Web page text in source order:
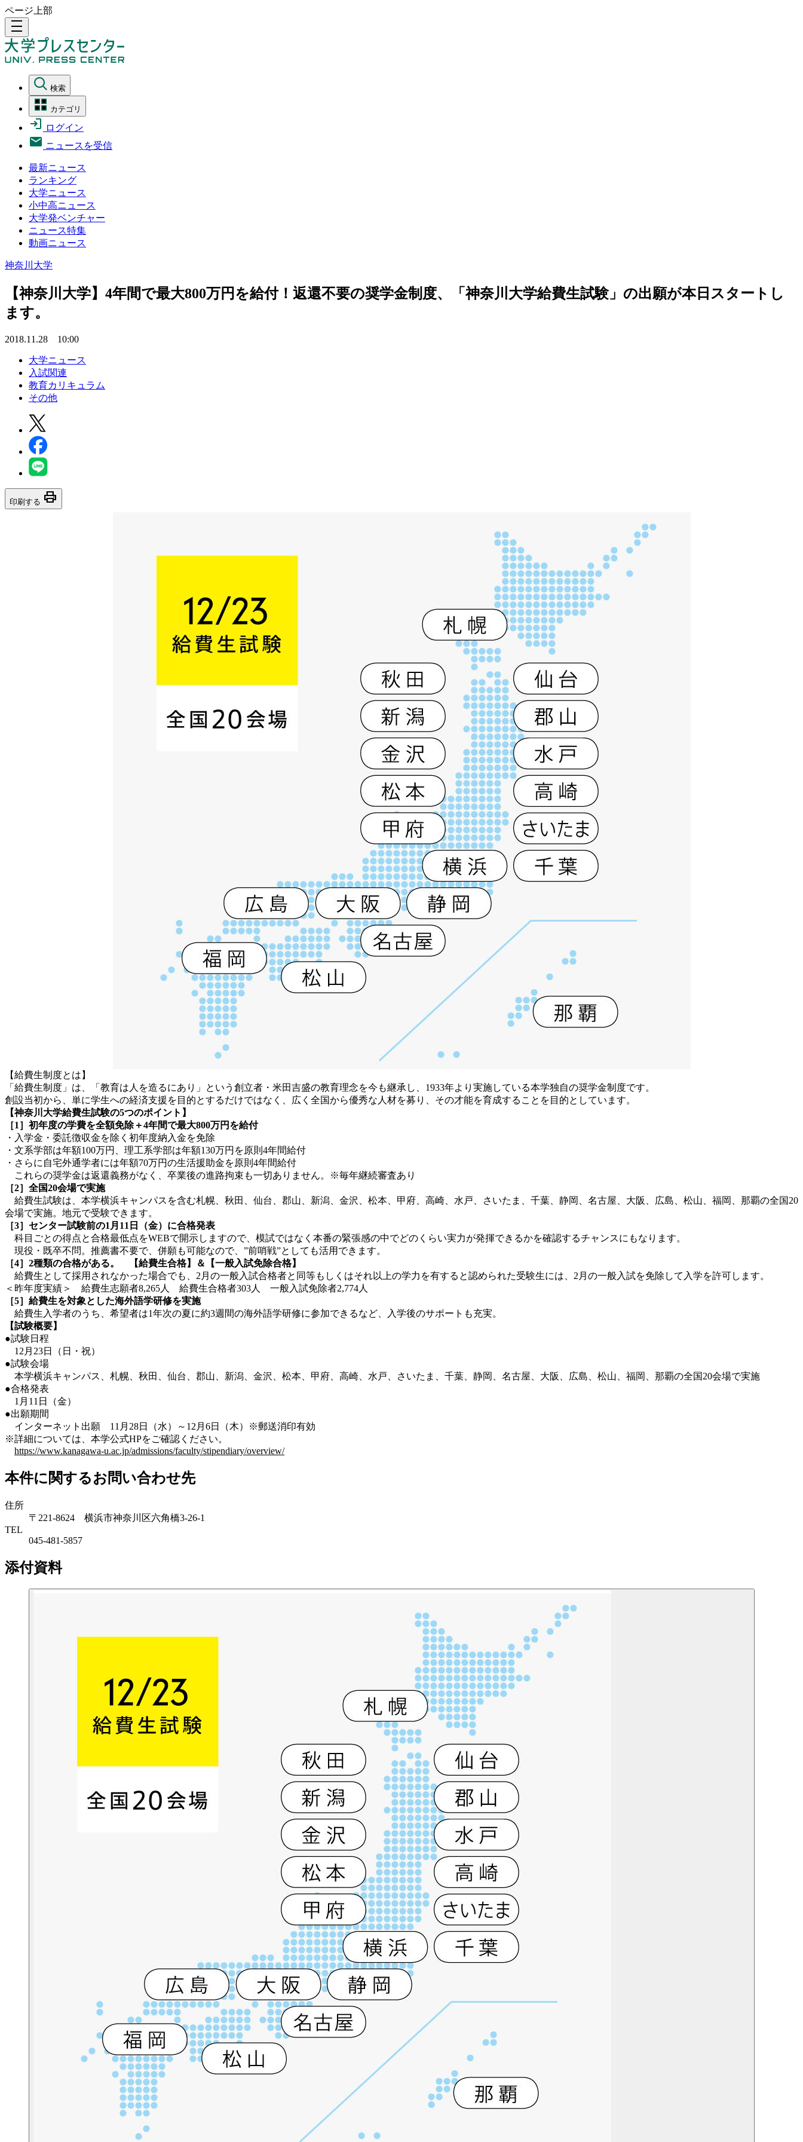
ページ上部
density_medium
検索
カテゴリ
ログイン
ニュースを受信
最新ニュース
ランキング
大学ニュース
小中高ニュース
大学発ベンチャー
ニュース特集
動画ニュース
神奈川大学
【神奈川大学】4年間で最大800万円を給付！返還不要の奨学金制度、「神奈川大学給費生試験」の出願が本日スタートし
ます。
2018.11.28 10:00
大学ニュース
入試関連
教育カリキュラム
その他
印刷する print
【給費生制度とは】
「給費生制度」は、「教育は人を造るにあり」という創立者・米田吉盛の教育理念を今も継承し、1933年より実施している本学独自の奨学金制度です。
創設当初から、単に学生への経済支援を目的とするだけではなく、広く全国から優秀な人材を募り、その才能を育成することを目的としています。
【神奈川大学給費生試験の5つのポイント】
［1］初年度の学費を全額免除＋4年間で最大800万円を給付
・入学金・委託徴収金を除く初年度納入金を免除
・文系学部は年額100万円、理工系学部は年額130万円を原則4年間給付
・さらに自宅外通学者には年額70万円の生活援助金を原則4年間給付
これらの奨学金は返還義務がなく、卒業後の進路拘束も一切ありません。※毎年継続審査あり
［2］全国20会場で実施
給費生試験は、本学横浜キャンパスを含む札幌、秋田、仙台、郡山、新潟、金沢、松本、甲府、高崎、水戸、さいたま、千葉、静岡、名古屋、大阪、広島、松山、福岡、那覇の全国20
会場で実施。地元で受験できます。
［3］センター試験前の1月11日（金）に合格発表
科目ごとの得点と合格最低点をWEBで開示しますので、模試ではなく本番の緊張感の中でどのくらい実力が発揮できるかを確認するチャンスにもなります。
現役・既卒不問。推薦書不要で、併願も可能なので、”前哨戦”としても活用できます。
［4］2種類の合格がある。 【給費生合格】＆【一般入試免除合格】
給費生として採用されなかった場合でも、2月の一般入試合格者と同等もしくはそれ以上の学力を有すると認められた受験生には、2月の一般入試を免除して入学を許可します。
＜昨年度実績＞ 給費生志願者8,265人 給費生合格者303人 一般入試免除者2,774人
［5］給費生を対象とした海外語学研修を実施
給費生入学者のうち、希望者は1年次の夏に約3週間の海外語学研修に参加できるなど、入学後のサポートも充実。
【試験概要】
●試験日程
12月23日（日・祝）
●試験会場
本学横浜キャンパス、札幌、秋田、仙台、郡山、新潟、金沢、松本、甲府、高崎、水戸、さいたま、千葉、静岡、名古屋、大阪、広島、松山、福岡、那覇の全国20会場で実施
●合格発表
1月11日（金）
●出願期間
インターネット出願 11月28日（水）～12月6日（木）※郵送消印有効
※詳細については、本学公式HPをご確認ください。
https://www.kanagawa-u.ac.jp/admissions/faculty/stipendiary/overview/
本件に関するお問い合わせ先
住所
〒221-8624 横浜市神奈川区六角橋3-26-1
TEL
045-481-5857
添付資料